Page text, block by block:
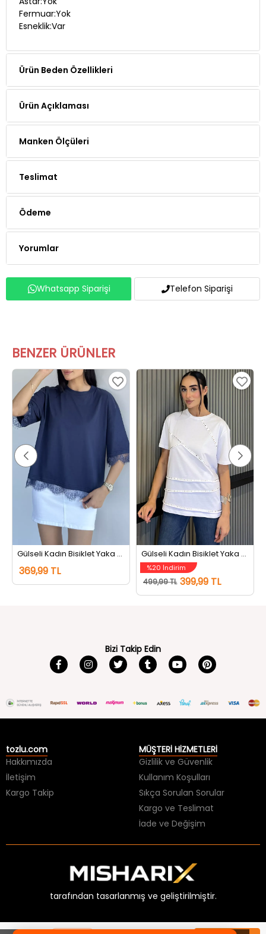
Fermuar:Yok
Esneklik:Var
Ürün Beden Özellikleri
Ürün Açıklaması
Manken Ölçüleri
Teslimat
Ödeme
Yorumlar
Whatsapp Siparişi Telefon Siparişi
BENZER ÜRÜNLER
Gülseli Kadın Bisiklet Yaka Dantel Detaylı Tişört Lacivert
369,99 TL
Gülseli Kadın Bisiklet Yaka Tarz Tişört Beyaz
%20 İndirim
499,99 TL 399,99 TL
Bizi Takip Edin
tozlu.com
Hakkımızda
İletişim
Kargo Takip
MÜŞTERİ HİZMETLERİ
Gizlilik ve Güvenlik
Kullanım Koşulları
Sıkça Sorulan Sorular
Kargo ve Teslimat
İade ve Değişim
tarafından tasarlanmış ve geliştirilmiştir.